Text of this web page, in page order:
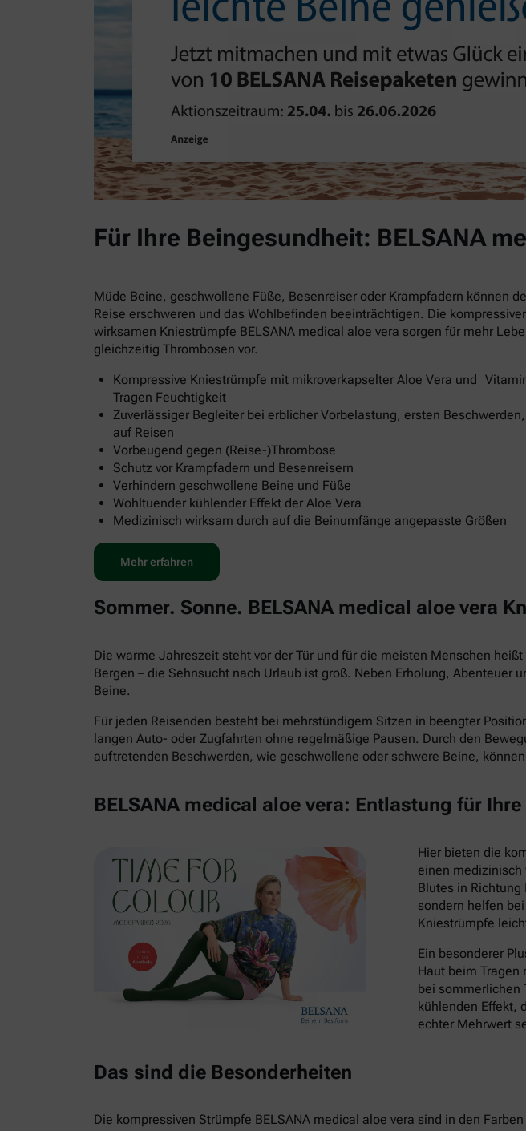
Für Ihre Beingesundheit: BELSANA
Müde Beine, geschwollene Füße, Besenreiser oder Krampfadern können
Reise erschweren und das Wohlbefinden beeinträchtigen. Die
wirksamen Kniestrümpfe BELSANA medical aloe vera sorgen für mehr
gleichzeitig Thrombosen vor.
Kompressive Kniestrümpfe mit mikroverkapselter Aloe Vera und
Tragen Feuchtigkeit
Zuverlässiger Begleiter bei erblicher Vorbelastung, ersten
auf Reisen
Vorbeugend gegen (Reise-)Thrombose
Schutz vor Krampfadern und Besenreisern
Verhindern geschwollene Beine und Füße
Wohltuender kühlender Effekt der Aloe Vera
Medizinisch wirksam durch auf die Beinumfänge angepasste Größen
Mehr erfahren
Sommer. Sonne. BELSANA medical aloe vera
Die warme Jahreszeit steht vor der Tür und für die meisten Menschen
Bergen – die Sehnsucht nach Urlaub ist groß. Neben Erholung, Abenteuer
Beine.
Für jeden Reisenden besteht bei mehrstündigem Sitzen in beengter
langen Auto- oder Zugfahrten ohne regelmäßige Pausen. Durch den
auftretenden Beschwerden, wie geschwollene oder schwere Beine,
BELSANA medical aloe vera: Entlastung für Ihre
Hier bieten die
einen medizinisch
Blutes in
sondern helfen
Kniestrümpfe
Ein besonderer
Haut beim Tragen
bei sommerlichen
kühlenden Effekt,
echter Mehrwert
Das sind die Besonderheiten
Die kompressiven Strümpfe BELSANA medical aloe vera sind in den